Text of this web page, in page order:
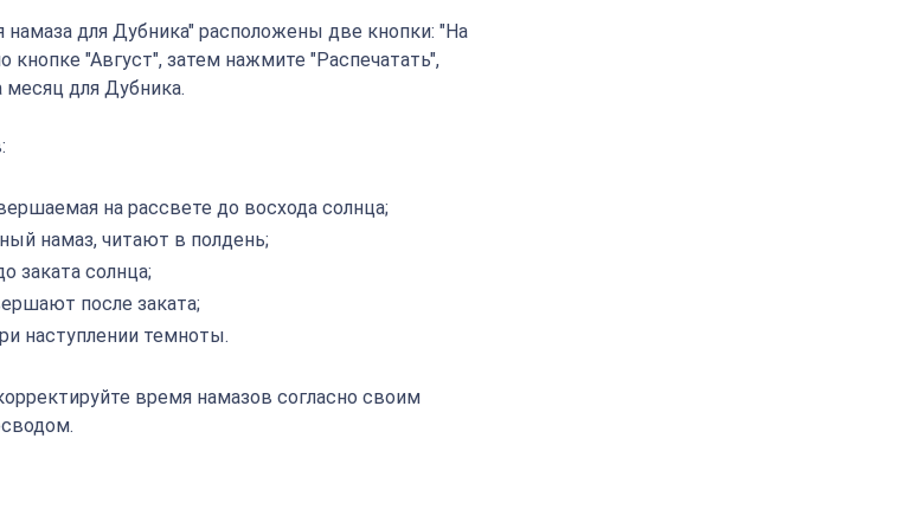
для Дубника" расположены две кнопки: "На
кнопке "Август", затем нажмите "Распечатать",
месяц для Дубника.
на рассвете до восхода солнца;
намаз, читают в полдень;
заката солнца;
после заката;
наступлении темноты.
время намазов согласно своим